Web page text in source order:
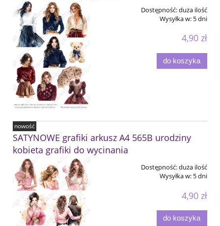
Dostępność:duża ilość
Wysyłka w: 5 dni
4,90 zł
do koszyka
SATYNOWE grafiki arkusz A4 565B urodziny
kobieta grafiki do wycinania
Dostępność:duża ilość
Wysyłka w: 5 dni
4,90 zł
do koszyka
nowość